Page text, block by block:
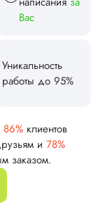
Вас
Уникальность
работы до 95%
86% клиентов
и 78%
заказом.